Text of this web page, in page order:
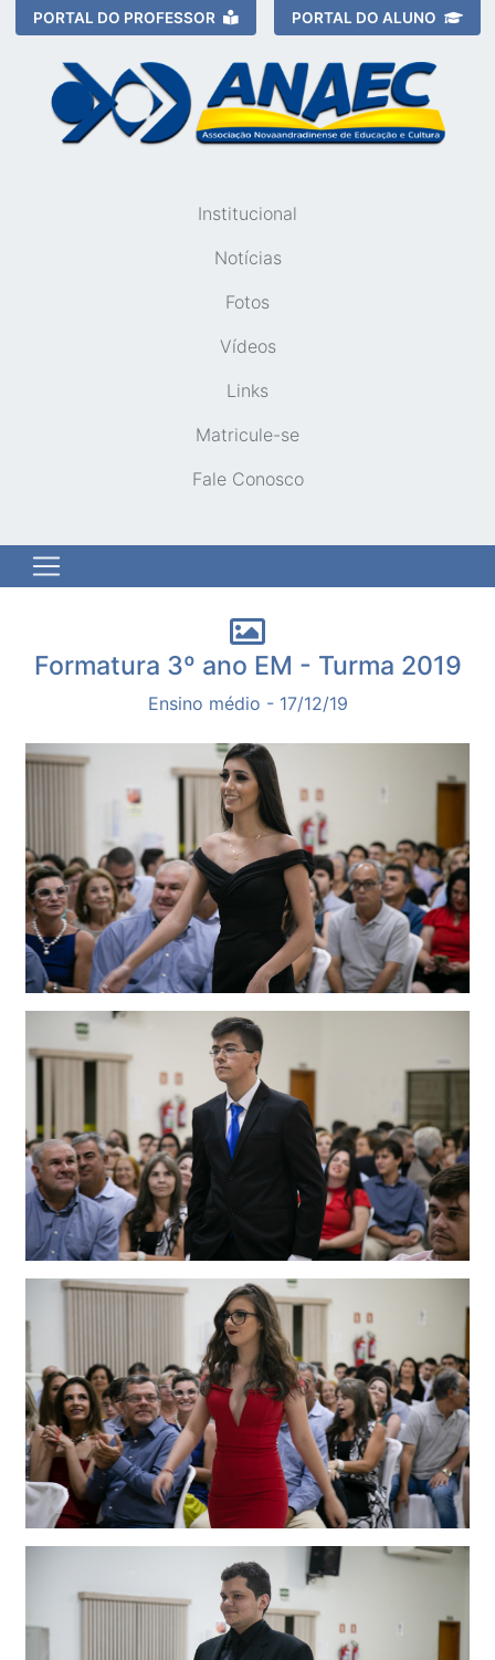
PORTAL DO PROFESSOR PORTAL DO ALUNO
Institucional
Notícias
Fotos
Vídeos
Links
Matricule-se
Fale Conosco
Formatura 3º ano EM - Turma 2019
Ensino médio - 17/12/19